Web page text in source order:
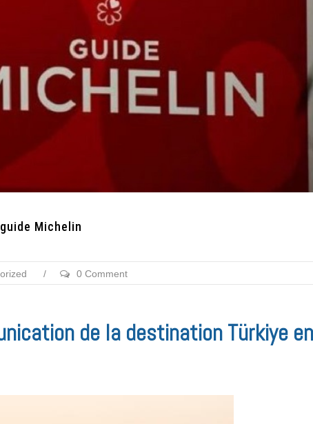
Michelin
/ 0 Comment
de la destination Türkiye en